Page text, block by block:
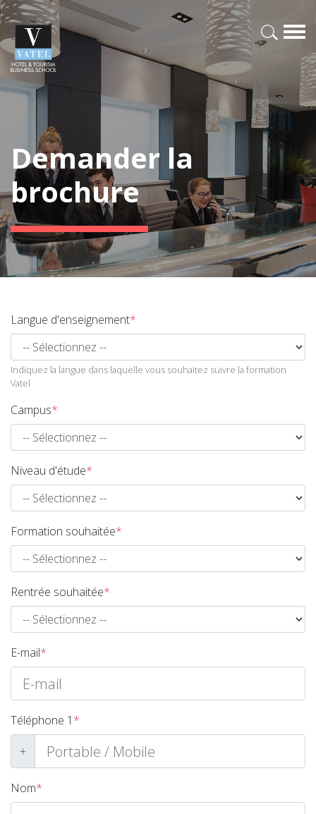
Demander la
brochure
Langue d'enseignement*
Indiquez la langue dans laquelle vous souhaitez suivre la formation
Vatel
Campus*
Niveau d'étude*
Formation souhaitée*
Rentrée souhaitée*
E-mail*
Téléphone 1 *
+
Nom*